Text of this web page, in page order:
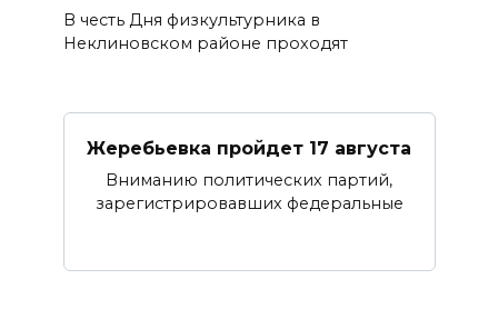
В честь Дня физкультурника в
Неклиновском районе проходят
Жеребьевка пройдет 17 августа
Вниманию политических партий,
зарегистрировавших федеральные